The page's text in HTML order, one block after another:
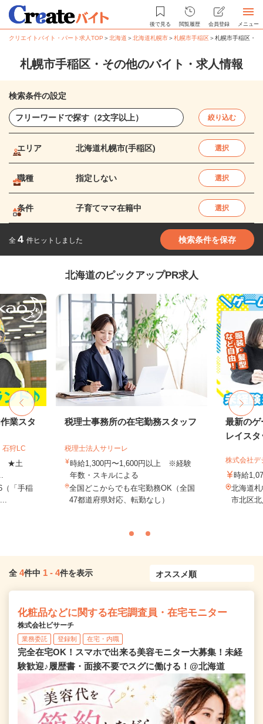
後で見る 閲覧履歴 会員登録 メニュー
クリエイトバイト・パート求人TOP ＞北海道 ＞北海道札幌市＞札幌市手稲区＞札幌市手稲区・
札幌市手稲区・その他のバイト・求人情報
検索条件の設定
絞り込む
エリア 北海道札幌市(手稲区) 選択
職種 指定しない 選択
条件 子育てママ在籍中 選択
全 4 件ヒットしました 検索条件を保存
北海道のピックアップPR求人
業スタ
狩LC
★土
（「手稲
税理士事務所の在宅勤務スタッフ
税理士法人サリーレ
時給1,300円〜1,600円以上 ※経験
年数・スキルによる
全国どこからでも在宅勤務OK（全国
47都道府県対応、転勤なし）
最新のゲ
レイスタ
株式会社
時給
北海道
市北区
全 4件中 1 - 4件を表示
化粧品などに関する在宅調査員・在宅モニター
株式会社ビサーチ
業務委託 登録制 在宅・内職
完全在宅OK！スマホで出来る美容モニター大募集！未経
験歓迎♪履歴書・面接不要でスグに働ける！@北海道